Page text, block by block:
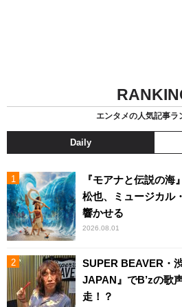
エンタメの人気記事ラ
Daily
『モアナと伝説の
松也、ミュージカル
響かせる
2026.08.01
SUPER BEAVER・
JAPAN』でB’zの歌
走！？